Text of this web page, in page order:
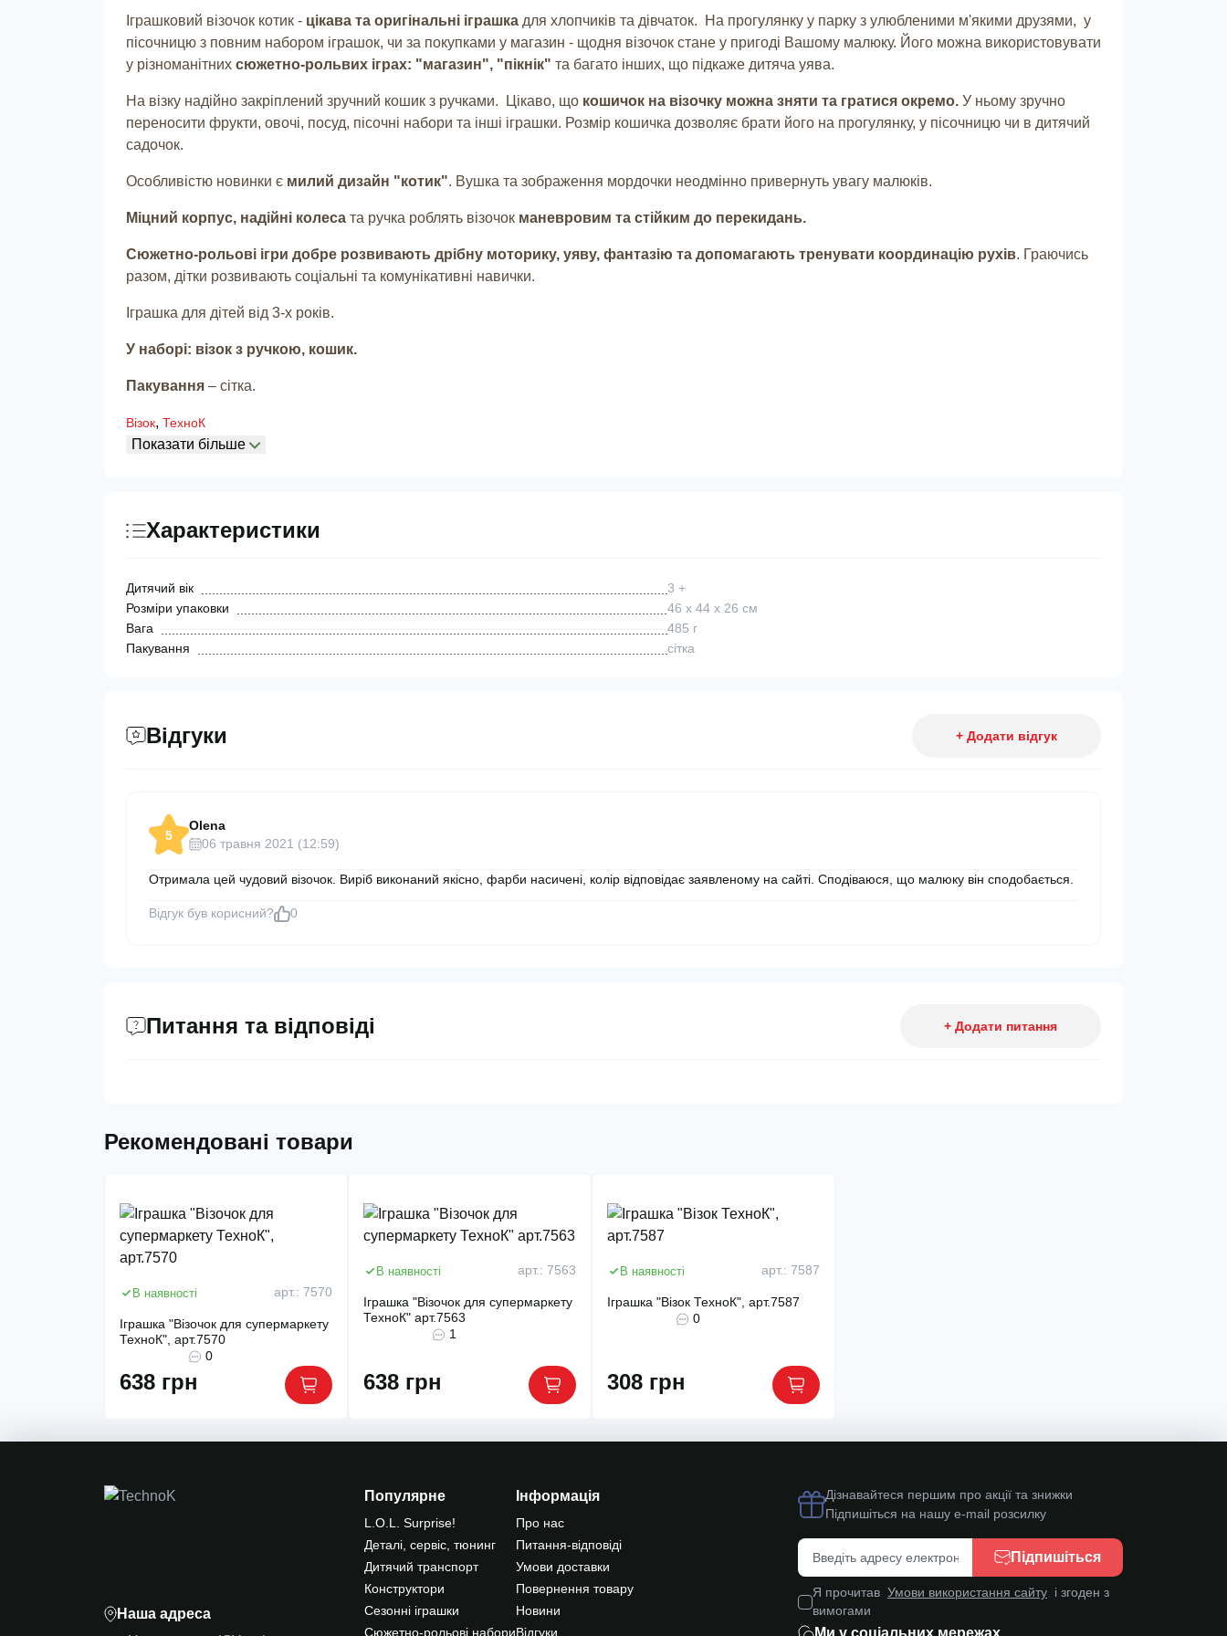
Іграшковий візочок котик - цікава та оригінальні іграшка для хлопчиків та дівчаток. На прогулянку у парку з улюбленими м'якими друзями, у
пісочницю з повним набором іграшок, чи за покупками у магазин - щодня візочок стане у пригоді Вашому малюку. Його можна використовувати
у різноманітних сюжетно-рольвих іграх: "магазин", "пікнік" та багато інших, що підкаже дитяча уява.
На візку надійно закріплений зручний кошик з ручками. Цікаво, що кошичок на візочку можна зняти та гратися окремо. У ньому зручно
переносити фрукти, овочі, посуд, пісочні набори та інші іграшки. Розмір кошичка дозволяє брати його на прогулянку, у пісочницю чи в дитячий
садочок.
Особливістю новинки є милий дизайн "котик". Вушка та зображення мордочки неодмінно привернуть увагу малюків.
Міцний корпус, надійні колеса та ручка роблять візочок маневровим та стійким до перекидань.
Сюжетно-рольові ігри добре розвивають дрібну моторику, уяву, фантазію та допомагають тренувати координацію рухів. Граючись
разом, дітки розвивають соціальні та комунікативні навички.
Іграшка для дітей від 3-х років.
У наборі: візок з ручкою, кошик.
Пакування – сітка.
Візок, ТехноК
Показати більше
Характеристики
Дитячий вік
3 +
Розміри упаковки
46 х 44 х 26 см
Вага
485 г
Пакування
сітка
Відгуки + Додати відгук
5
Olena
06 травня 2021 (12:59)
Отримала цей чудовий візочок. Виріб виконаний якісно, фарби насичені, колір відповідає заявленому на сайті. Сподіваюся, що малюку він сподобається.
Відгук був корисний? 0
Питання та відповіді + Додати питання
Рекомендовані товари
В наявності арт.: 7570
Іграшка "Візочок для супермаркету
ТехноК", арт.7570
0
638 грн
В наявності арт.: 7563
Іграшка "Візочок для супермаркету
ТехноК" арт.7563
1
638 грн
В наявності арт.: 7587
Іграшка "Візок ТехноК", арт.7587
0
308 грн
Наша адреса
Популярне
L.O.L. Surprise!
Деталі, сервіс, тюнинг
Дитячий транспорт
Конструктори
Сезонні іграшки
Сюжетно-рольові набори
Інформація
Про нас
Питання-відповіді
Умови доставки
Повернення товару
Новини
Відгуки
Дізнавайтеся першим про акції та знижки
Підпишіться на нашу e-mail розсилку
Підпишіться
Я прочитав Умови використання сайту і згоден з
вимогами